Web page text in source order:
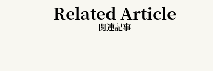
Related Article
関連記事